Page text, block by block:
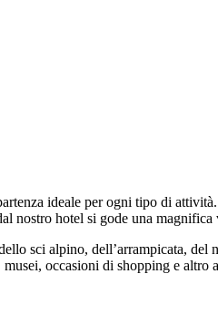
ideale per ogni tipo di
hotel si gode una
sci alpino, dell’arrampicata,
occasioni di shopping e altro